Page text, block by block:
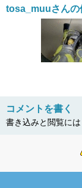
tosa_muuさんの
コメントを書く
書き込みと閲覧には